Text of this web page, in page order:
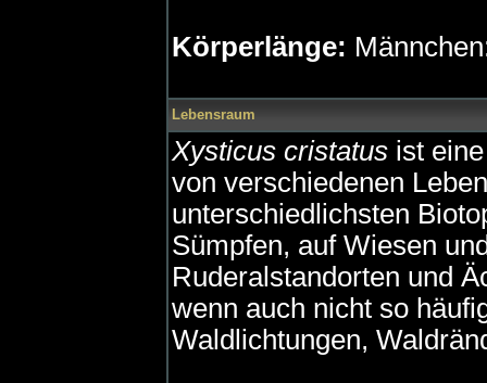
Körperlänge:
Lebensraum
Xysticus cristatus ist
von verschiedenen
unterschiedlichsten
Sümpfen, auf Wiesen
Ruderalstandorten und
wenn auch nicht so
Waldlichtungen,